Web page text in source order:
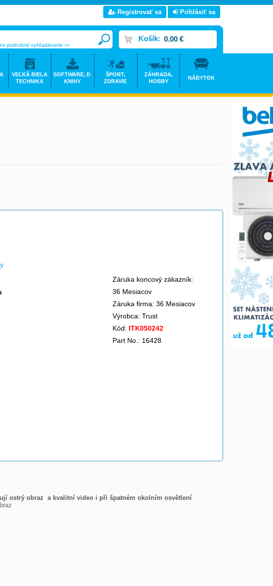
Záruka koncový zákazník:
36 Mesiacov
Záruka firma: 36 Mesiacov
Výrobca: Trust
Kód: ITK050242
Part No.: 16428
ostrý obraz  a kvalitní video i při špatném okolním osvětlení
Registrovať sa Prihlásiť sa
Košík: 0.00 €
podrobné vyhľadávanie >>
VEĽKÁ BIELA
TECHNIKA
SOFTWARE, E-
KNIHY
ŠPORT,
ZDRAVIE
ZÁHRADA,
HOBBY
NÁBYTOK